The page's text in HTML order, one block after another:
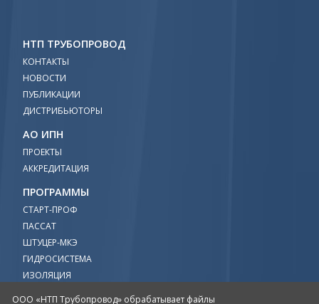
НТП ТРУБОПРОВОД
КОНТАКТЫ
НОВОСТИ
ПУБЛИКАЦИИ
ДИСТРИБЬЮТОРЫ
АО ИПН
ПРОЕКТЫ
АККРЕДИТАЦИЯ
ПРОГРАММЫ
СТАРТ-ПРОФ
ПАССАТ
ШТУЦЕР-МКЭ
ГИДРОСИСТЕМА
ИЗОЛЯЦИЯ
ООО «НТП Трубопровод» обрабатывает файлы